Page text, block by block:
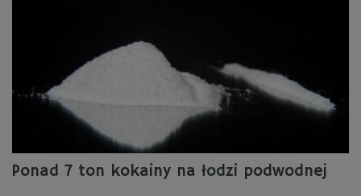
Ponad 7 ton kokainy na łodzi podwodnej